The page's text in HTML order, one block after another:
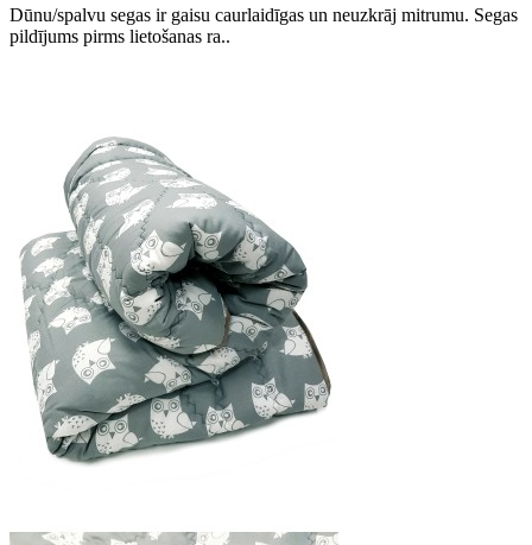
Dūnu/spalvu segas ir gaisu caurlaidīgas un neuzkrāj mitrumu. Segas
pildījums pirms lietošanas ra..